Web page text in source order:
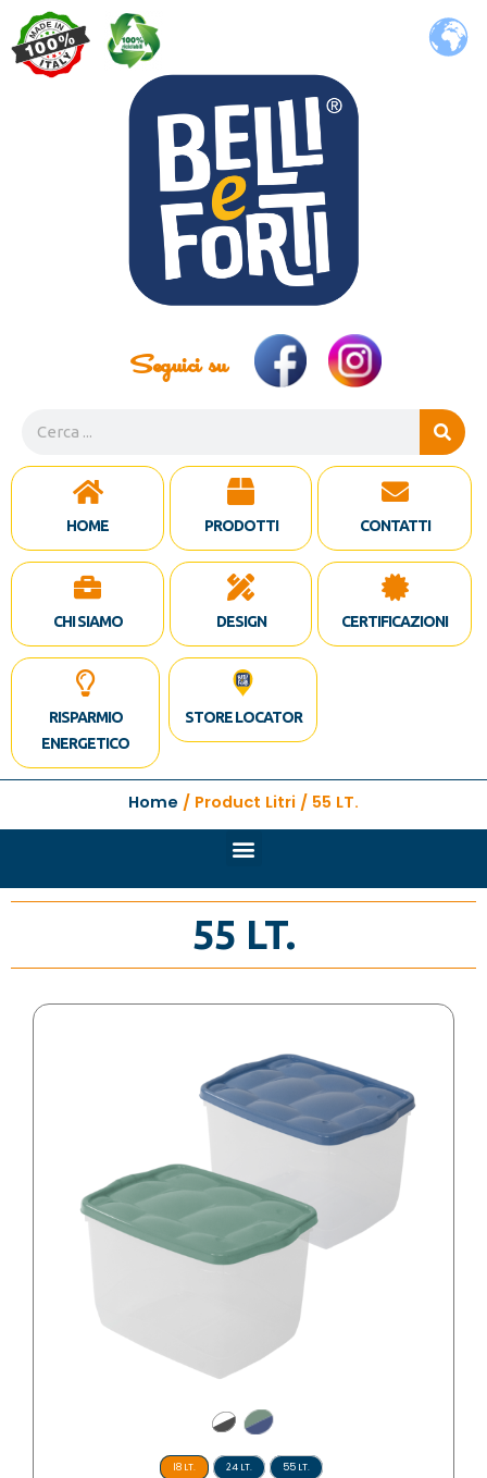
Seguici su
HOME
CHI SIAMO
PRODOTTI
DESIGN
CONTATTI
CERTIFICAZIONI
RISPARMIO
ENERGETICO
STORE LOCATOR
Home / Product Litri / 55 LT.
55 LT.
18 LT. 24 LT. 55 LT.